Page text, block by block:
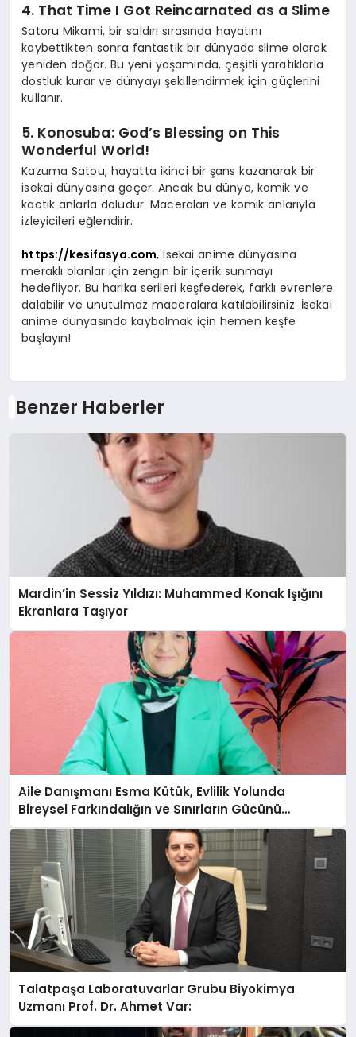
4. That Time I Got Reincarnated as a Slime
Satoru Mikami, bir saldırı sırasında hayatını
kaybettikten sonra fantastik bir dünyada slime olarak
yeniden doğar. Bu yeni yaşamında, çeşitli yaratıklarla
dostluk kurar ve dünyayı şekillendirmek için güçlerini
kullanır.
5. Konosuba: God’s Blessing on This
Wonderful World!
Kazuma Satou, hayatta ikinci bir şans kazanarak bir
isekai dünyasına geçer. Ancak bu dünya, komik ve
kaotik anlarla doludur. Maceraları ve komik anlarıyla
izleyicileri eğlendirir.
https://kesifasya.com, isekai anime dünyasına
meraklı olanlar için zengin bir içerik sunmayı
hedefliyor. Bu harika serileri keşfederek, farklı evrenlere
dalabilir ve unutulmaz maceralara katılabilirsiniz. İsekai
anime dünyasında kaybolmak için hemen keşfe
başlayın!
Benzer Haberler
Mardin’in Sessiz Yıldızı: Muhammed Konak Işığını
Ekranlara Taşıyor
Aile Danışmanı Esma Kütük, Evlilik Yolunda
Bireysel Farkındalığın ve Sınırların Gücünü
Anlatıyor
Talatpaşa Laboratuvarlar Grubu Biyokimya
Uzmanı Prof. Dr. Ahmet Var: